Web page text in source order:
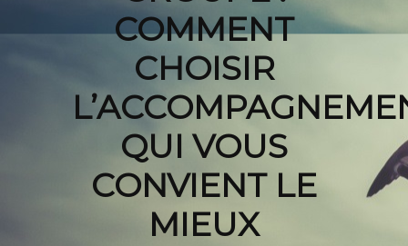
COMMENT
CHOISIR
QUI VOUS
CONVIENT LE
MIEUX